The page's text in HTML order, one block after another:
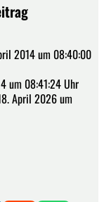
2014 um 08:40:00
um 08:41:24 Uhr
April 2026 um